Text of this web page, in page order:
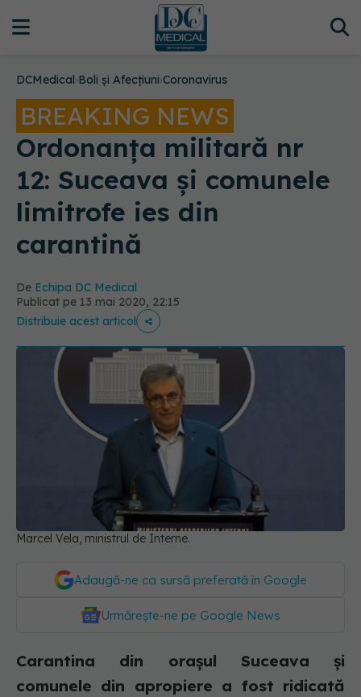
DCMedical›Boli și Afecțiuni›Coronavirus
BREAKING NEWS
Ordonanța militară nr
12: Suceava și comunele
limitrofe ies din
carantină
De Echipa DC Medical
Publicat pe 13 mai 2020, 22:15
Distribuie acest articol
Marcel Vela, ministrul de Interne.
Adaugă-ne ca sursă preferată în Google
Urmărește-ne pe Google News
Carantina din orașul Suceava și
comunele din apropiere a fost ridicată